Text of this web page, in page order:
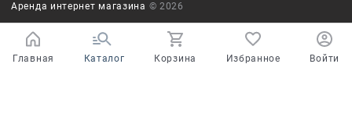
Аренда интернет магазина © 2026
Главная Каталог Корзина Избранное Войти